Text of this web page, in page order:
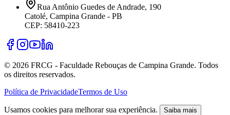
Rua Antônio Guedes de Andrade, 190
Catolé, Campina Grande - PB
CEP: 58410-223
© 2026 FRCG - Faculdade Rebouças de Campina Grande. Todos
os direitos reservados.
Política de PrivacidadeTermos de Uso
Usamos cookies para melhorar sua experiência. Saiba mais